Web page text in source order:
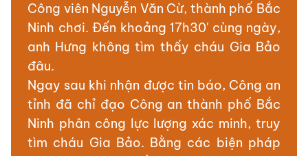
Công viên Nguyễn Văn Cừ, thành phố Bắc
Ninh chơi. Đến khoảng 17h30' cùng ngày,
anh Hưng không tìm thấy cháu Gia Bảo
đâu.
Ngay sau khi nhận được tin báo, Công an
tỉnh đã chỉ đạo Công an thành phố Bắc
Ninh phân công lực lượng xác minh, truy
tìm cháu Gia Bảo. Bằng các biện pháp